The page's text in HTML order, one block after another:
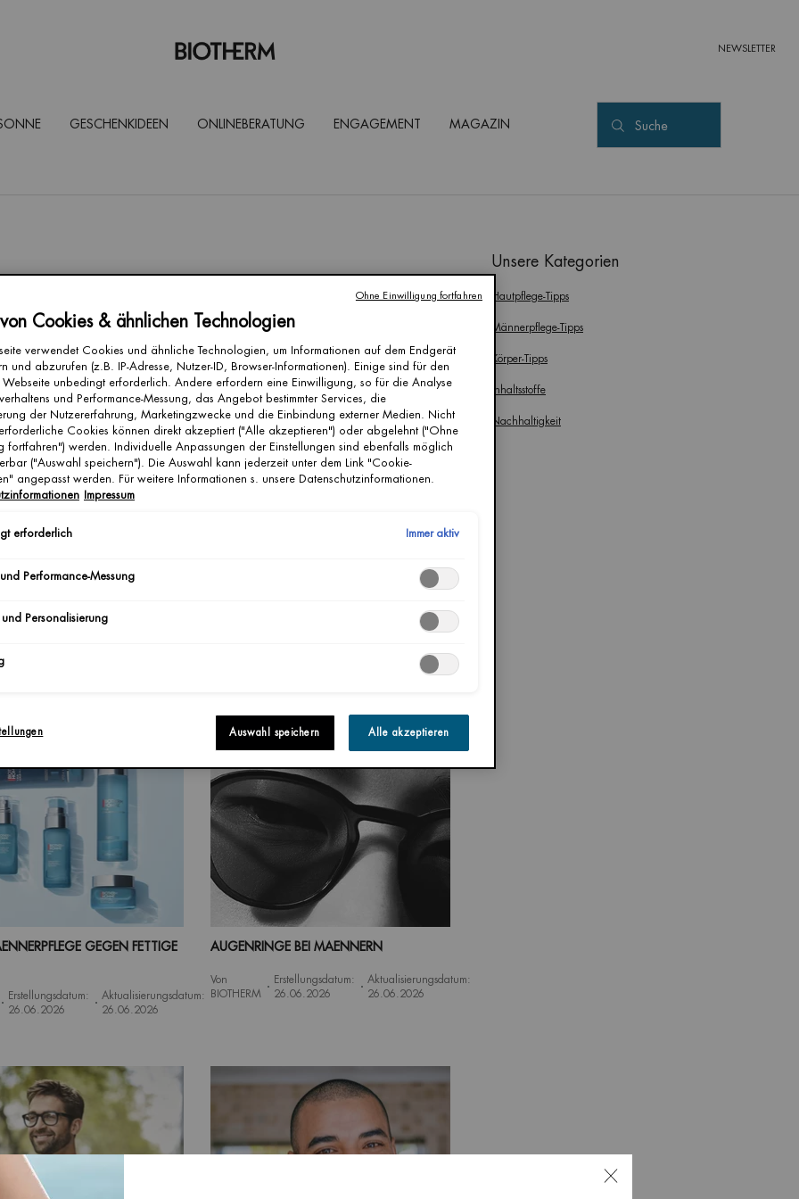
NEWSLETTER
GESCHENKIDEEN ONLINEBERATUNG ENGAGEMENT MAGAZIN Suche
Produktratgeber für
DIE RICHTIGE PFLEGE NACH
30 Jun 2022
GEGEN FETTIGE
Erstellungsdatum:
26.06.2026
Aktualisierungsdatum:
26.06.2026
AUGENRINGE BEI MAENNERN
Von
BIOTHERM
Erstellungsdatum:
26.06.2026
Aktualisierungsdatum:
26.06.2026
Unsere Kategorien
Hautpflege-Tipps
Männerpflege-Tipps
Körper-Tipps
Inhaltsstoffe
Nachhaltigkeit
von Cookies & ähnlichen Technologien
verwendet Cookies und ähnliche Technologien, um Informationen auf dem Endgerät
und abzurufen (z.B. IP-Adresse, Nutzer-ID, Browser-Informationen). Einige sind für den
Webseite unbedingt erforderlich. Andere erfordern eine Einwilligung, so für die Analyse
und Performance-Messung, das Angebot bestimmter Services, die
der Nutzererfahrung, Marketingzwecke und die Einbindung externer Medien. Nicht
Cookies können direkt akzeptiert ("Alle akzeptieren") oder abgelehnt ("Ohne
fortfahren") werden. Individuelle Anpassungen der Einstellungen sind ebenfalls möglich
("Auswahl speichern"). Die Auswahl kann jederzeit unter dem Link "Cookie-
angepasst werden. Für weitere Informationen s. unsere Datenschutzinformationen.
Impressum
erforderlich Immer aktiv
Performance-Messung
und Personalisierung
Auswahl speichern Alle akzeptieren
Ohne Einwilligung fortfahren